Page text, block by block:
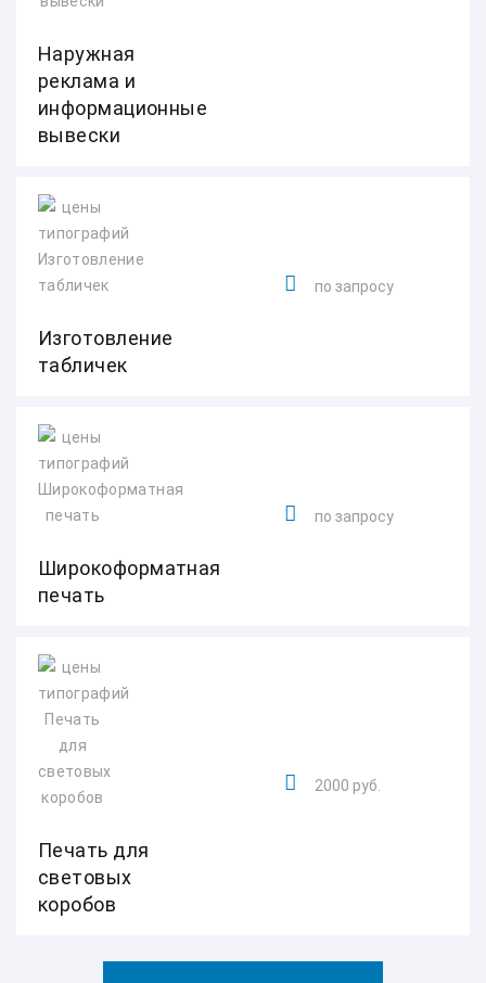
Наружная
реклама и
информационные
вывески
Изготовление
табличек
по запросу
Широкоформатная
печать
по запросу
Печать для
световых
коробов
2000 руб.